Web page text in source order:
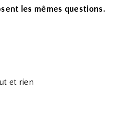
les mêmes questions.
et rien